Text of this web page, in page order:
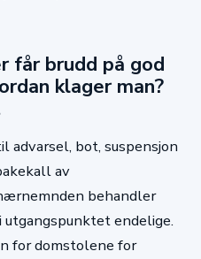
får brudd på god
klager man?
advarsel, bot, suspensjon
av
behandler
utgangspunktet endelige.
for domstolene for